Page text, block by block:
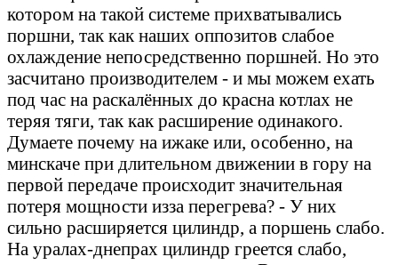
котором на такой системе прихватывались
поршни, так как наших оппозитов слабое
охлаждение непосредственно поршней. Но это
засчитано производителем - и мы можем ехать
под час на раскалённых до красна котлах не
теряя тяги, так как расширение одинакого.
Думаете почему на ижаке или, особенно, на
минскаче при длительном движении в гору на
первой передаче происходит значительная
потеря мощности изза перегрева? - У них
сильно расширяется цилиндр, а поршень слабо.
На уралах-днепрах цилиндр греется слабо,